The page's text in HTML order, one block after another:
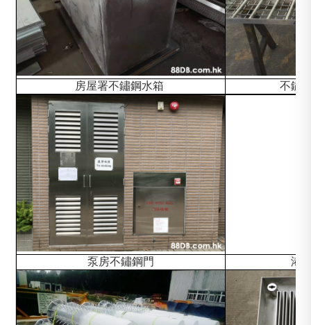
J
2
H
房屋署不鏽鋼水箱 不鏽
泵房不鏽鋼門 港